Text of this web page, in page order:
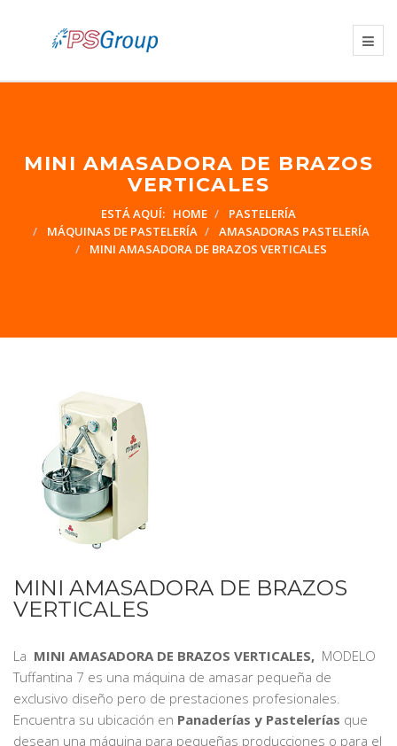
MINI AMASADORA DE BRAZOS
VERTICALES
ESTÁ AQUÍ: HOME
PASTELERÍA
MÁQUINAS DE PASTELERÍA
AMASADORAS PASTELERÍA
MINI AMASADORA DE BRAZOS VERTICALES
MINI AMASADORA DE BRAZOS
VERTICALES
La MINI AMASADORA DE BRAZOS VERTICALES, MODELO
Tuffantina 7 es una máquina de amasar pequeña de
exclusivo diseño pero de prestaciones profesionales.
Encuentra su ubicación en Panaderías y Pastelerías que
desean una máquina para pequeñas producciones o para el